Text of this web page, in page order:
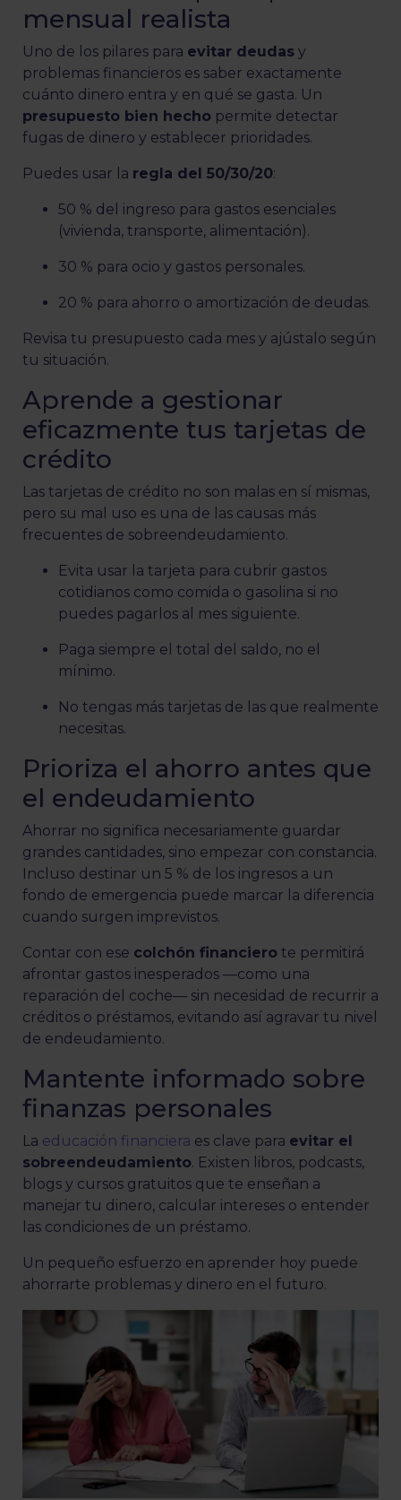
mensual realista
Uno de los pilares para evitar deudas y
problemas financieros es saber exactamente
cuánto dinero entra y en qué se gasta. Un
presupuesto bien hecho permite detectar
fugas de dinero y establecer prioridades.
Puedes usar la regla del 50/30/20:
50 % del ingreso para gastos esenciales
(vivienda, transporte, alimentación).
30 % para ocio y gastos personales.
20 % para ahorro o amortización de deudas.
Revisa tu presupuesto cada mes y ajústalo según
tu situación.
Aprende a gestionar
eficazmente tus tarjetas de
crédito
Las tarjetas de crédito no son malas en sí mismas,
pero su mal uso es una de las causas más
frecuentes de sobreendeudamiento.
Evita usar la tarjeta para cubrir gastos
cotidianos como comida o gasolina si no
puedes pagarlos al mes siguiente.
Paga siempre el total del saldo, no el
mínimo.
No tengas más tarjetas de las que realmente
necesitas.
Prioriza el ahorro antes que
el endeudamiento
Ahorrar no significa necesariamente guardar
grandes cantidades, sino empezar con constancia.
Incluso destinar un 5 % de los ingresos a un
fondo de emergencia puede marcar la diferencia
cuando surgen imprevistos.
Contar con ese colchón financiero te permitirá
afrontar gastos inesperados —como una
reparación del coche— sin necesidad de recurrir a
créditos o préstamos, evitando así agravar tu nivel
de endeudamiento.
Mantente informado sobre
finanzas personales
La educación financiera es clave para evitar el
sobreendeudamiento. Existen libros, podcasts,
blogs y cursos gratuitos que te enseñan a
manejar tu dinero, calcular intereses o entender
las condiciones de un préstamo.
Un pequeño esfuerzo en aprender hoy puede
ahorrarte problemas y dinero en el futuro.